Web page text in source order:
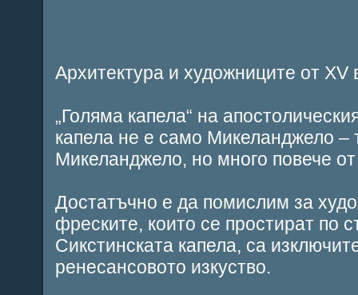
Архитектура и художниците от XV
„Голяма капела“ на
капела не е само Микеланджело –
Микеланджело, но много повече от
Достатъчно е да помислим за
фреските, които се простират по
Сикстинската капела, са
ренесансовото изкуство.